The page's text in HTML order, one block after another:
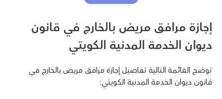
إجازة مرافق مريض بالخارج في قانون
ديوان الخدمة المدنية الكويتي
توضح القائمة التالية تفاصيل إجازة مرافق مريض بالخارج في
قانون ديوان الخدمة المدنية الكويتي: